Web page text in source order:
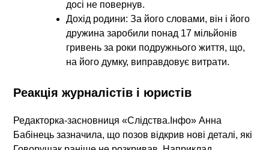
досі не повернув.
Дохід родини: За його словами, він і його
дружина заробили понад 17 мільйонів
гривень за роки подружнього життя, що,
на його думку, виправдовує витрати.
Реакція журналістів і юристів
Редакторка-засновниця «Слідства.Інфо» Анна
Бабінець зазначила, що позов відкрив нові деталі, які